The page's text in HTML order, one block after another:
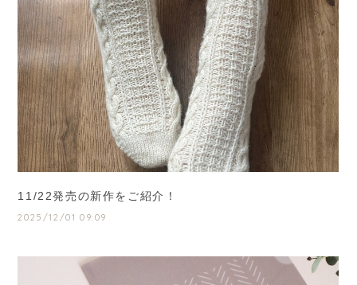
11/22発売の新作をご紹介！
2025/12/01 09:09